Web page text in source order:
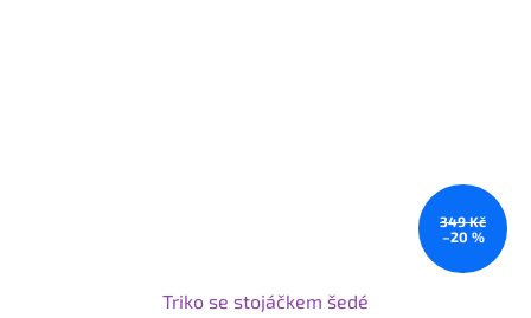
349 Kč
–20 %
Triko se stojáčkem šedé